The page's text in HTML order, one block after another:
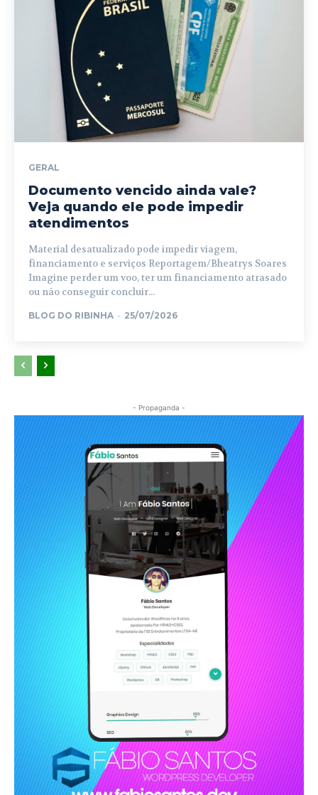
GERAL
Documento vencido ainda vale?
Veja quando ele pode impedir
atendimentos
Material desatualizado pode impedir viagem,
financiamento e serviços Reportagem/Bheatrys Soares
Imagine perder um voo, ter um financiamento atrasado
ou não conseguir concluir...
BLOG DO RIBINHA - 25/07/2026
- Propaganda -